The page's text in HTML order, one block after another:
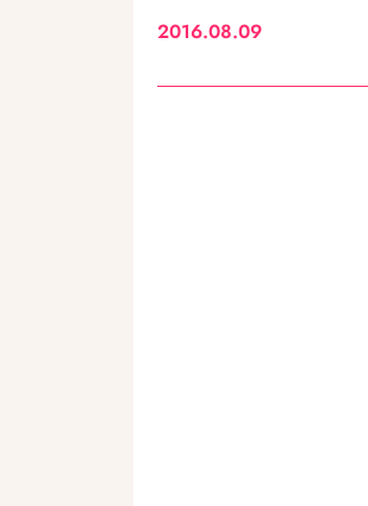
2016.08.09